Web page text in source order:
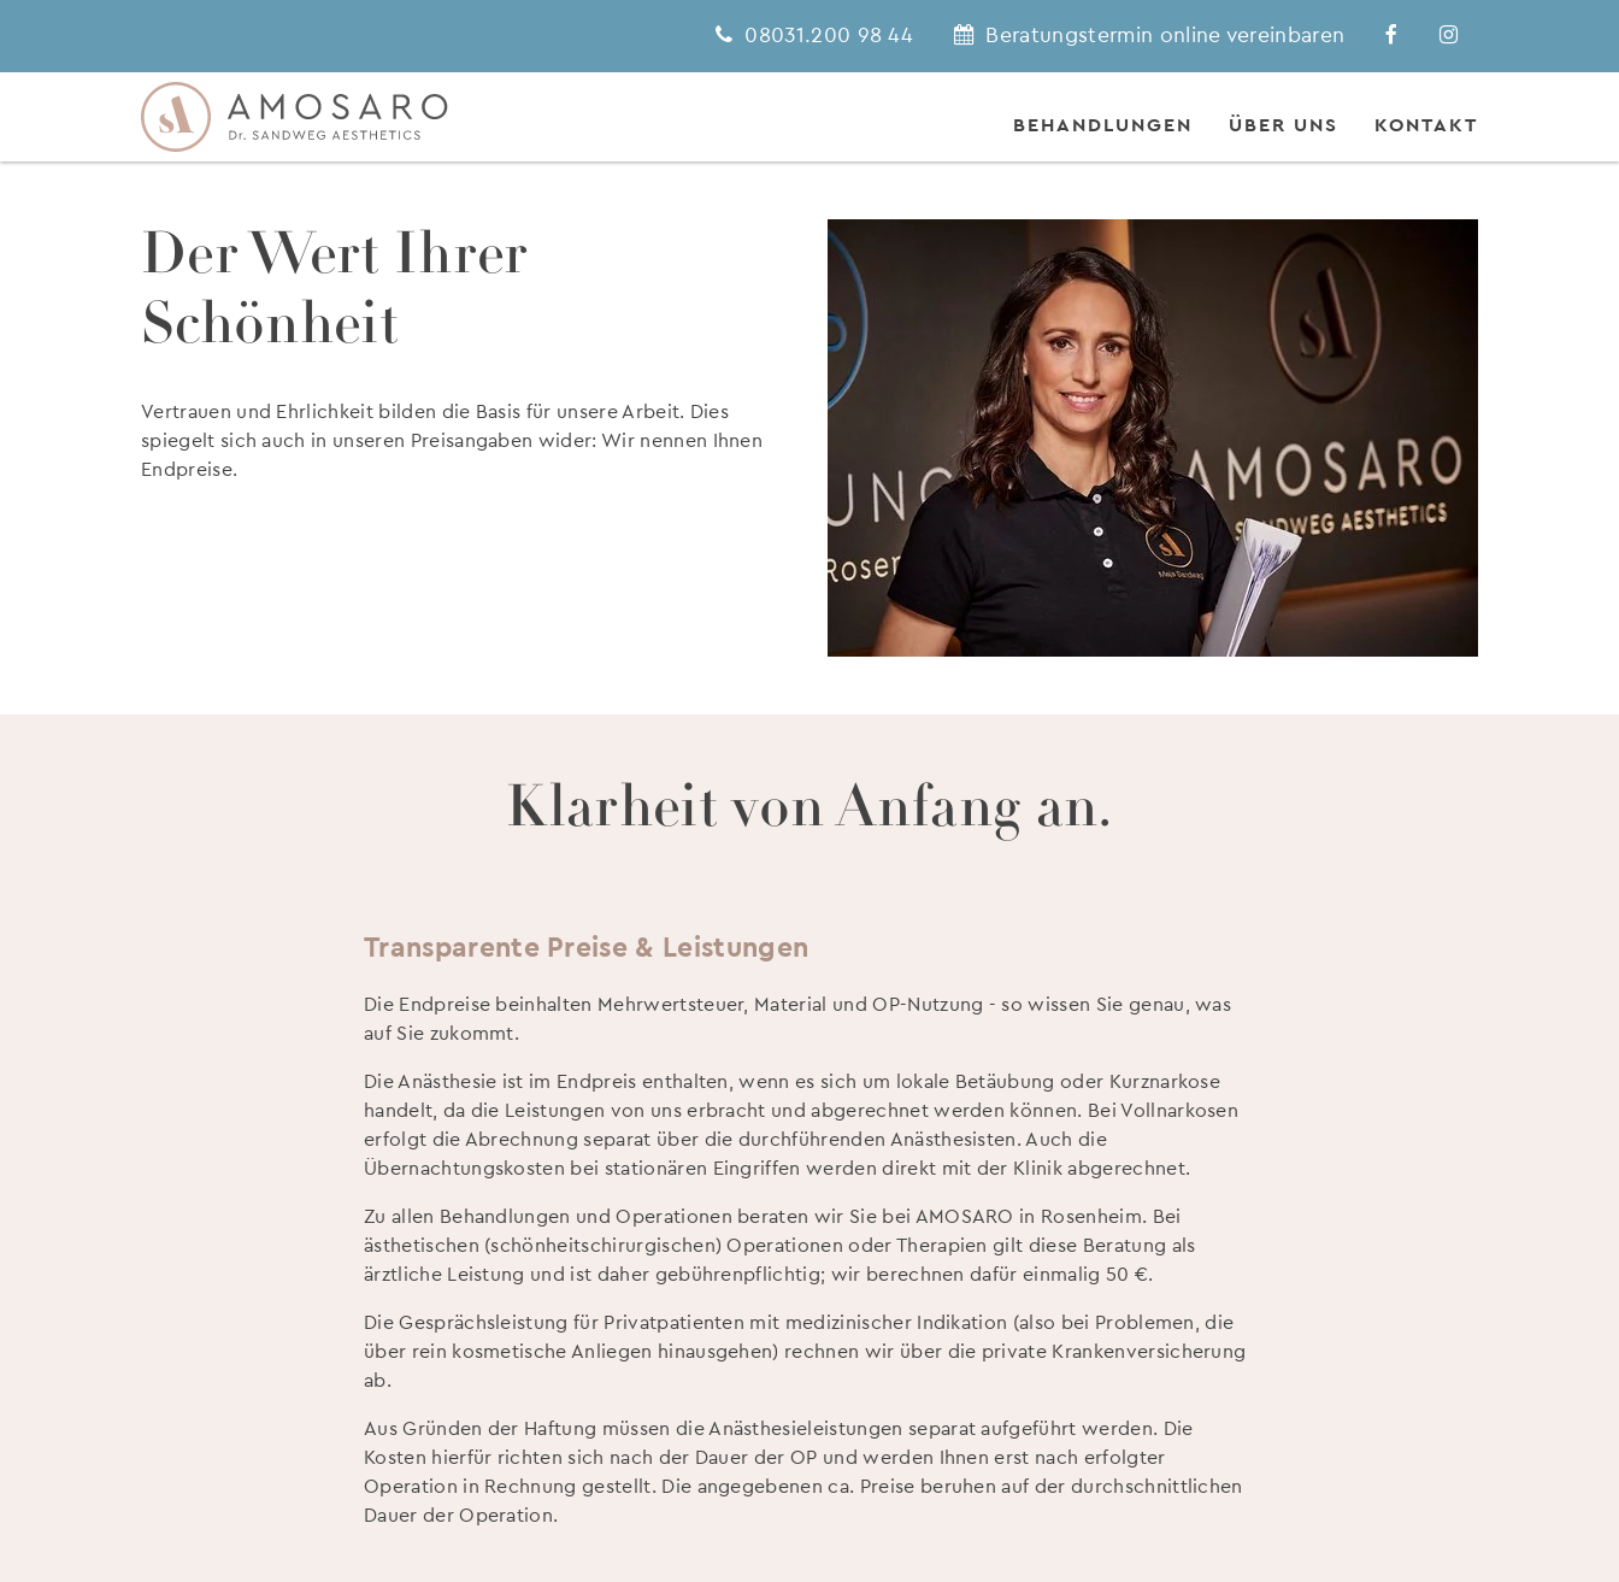
08031.200 98 44 Beratungstermin online vereinbaren
BEHANDLUNGEN ÜBER UNS KONTAKT
Der Wert Ihrer
Schönheit
Vertrauen und Ehrlichkeit bilden die Basis für unsere Arbeit. Dies
spiegelt sich auch in unseren Preisangaben wider: Wir nennen Ihnen
Endpreise.
Klarheit von Anfang an.
Transparente Preise & Leistungen
Die Endpreise beinhalten Mehrwertsteuer, Material und OP-Nutzung - so wissen Sie genau, was
auf Sie zukommt.
Die Anästhesie ist im Endpreis enthalten, wenn es sich um lokale Betäubung oder Kurznarkose
handelt, da die Leistungen von uns erbracht und abgerechnet werden können. Bei Vollnarkosen
erfolgt die Abrechnung separat über die durchführenden Anästhesisten. Auch die
Übernachtungskosten bei stationären Eingriffen werden direkt mit der Klinik abgerechnet.
Zu allen Behandlungen und Operationen beraten wir Sie bei AMOSARO in Rosenheim. Bei
ästhetischen (schönheitschirurgischen) Operationen oder Therapien gilt diese Beratung als
ärztliche Leistung und ist daher gebührenpflichtig; wir berechnen dafür einmalig 50 €.
Die Gesprächsleistung für Privatpatienten mit medizinischer Indikation (also bei Problemen, die
über rein kosmetische Anliegen hinausgehen) rechnen wir über die private Krankenversicherung
ab.
Aus Gründen der Haftung müssen die Anästhesieleistungen separat aufgeführt werden. Die
Kosten hierfür richten sich nach der Dauer der OP und werden Ihnen erst nach erfolgter
Operation in Rechnung gestellt. Die angegebenen ca. Preise beruhen auf der durchschnittlichen
Dauer der Operation.